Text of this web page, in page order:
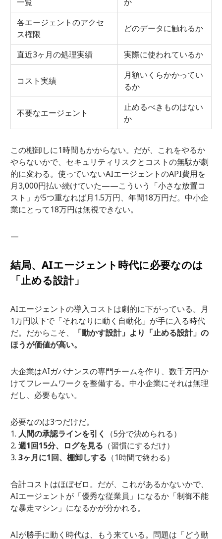
各エージェントのアクセ
ス権限
どのデータに触れるか
直近3ヶ月の処理実績 実際に使われているか
コスト実績
月額いくらかかってい
るか
不要なエージェント
止めるべきものはない
か
この棚卸しに1時間もかからない。だが、これをやるか
やらないかで、セキュリティリスクとコストの無駄が劇
的に変わる。使っていないAIエージェントのAPI費用を
月3,000円払い続けていた——こういう「小さな放置コ
スト」が5つ重なれば月1.5万円、年間18万円だ。中小企
業にとって18万円は無視できない。
—
結局、AIエージェント時代に必要なのは
「止める設計」
AIエージェントの導入コストは劇的に下がっている。月
1万円以下で「それなりに動く自動化」が手に入る時代
だ。だからこそ、
「動かす設計」より「止める設計」の
ほうが価値が高い。
大企業はAIガバナンスの専門チームを作り、数千万円か
けてフレームワークを整備する。中小企業にそれは無理
だし、必要もない。
必要なのは3つだけだ。
人間の承認ラインを引く
（5分で決められる）
週1回15分、ログを見る （習慣にするだけ）
3ヶ月に1回、棚卸しする （1時間で終わる）
合計コストはほぼゼロ。だが、これがあるかないかで、
AIエージェントが「優秀な従業員」になるか「制御不能
な暴走マシン」になるかが分かれる。
AIが勝手に動く時代は、もう来ている。問題は「どう動